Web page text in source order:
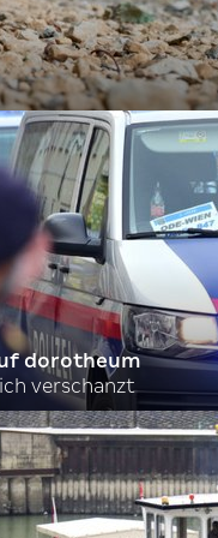
dorotheum
verschanzt